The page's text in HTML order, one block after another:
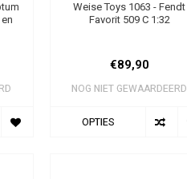
Weise Toys 1063 - Fendt
Favorit 509 C 1:32
€89,90
NOG NIET GEWAARDEERD
OPTIES